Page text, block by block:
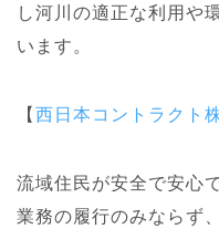
し河川の適正な利用や
います。
【 西日本コントラクト
流域住民が安全で安心
業務の履行のみならず